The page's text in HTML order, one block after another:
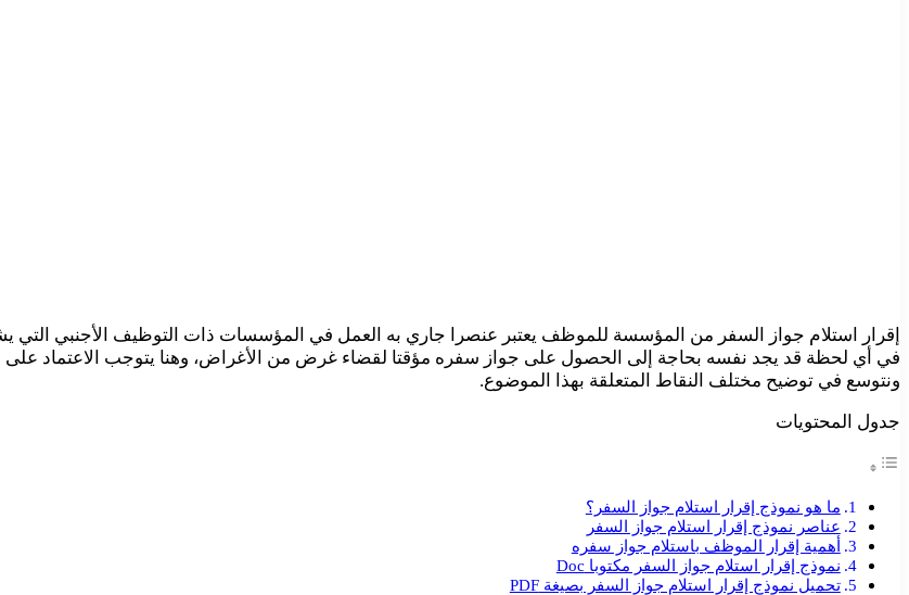
إقرار استلام جواز السفر من المؤسسة للموظف يعتبر عنصرا جاري به العمل في المؤسسات ذات التوظيف الأجنبي التي
في أي لحظة قد يجد نفسه بحاجة إلى الحصول على جواز سفره مؤقتا لقضاء غرض من الأغراض، وهنا يتوجب الاعتماد
ونتوسع في توضيح مختلف النقاط المتعلقة بهذا الموضوع.
جدول المحتويات
ما هو نموذج إقرار استلام جواز السفر؟
عناصر نموذج إقرار استلام جواز السفر
أهمية إقرار الموظف باستلام جواز سفره
نموذج إقرار استلام جواز السفر مكتوبا Doc
تحميل نموذج إقرار استلام جواز السفر بصيغة PDF